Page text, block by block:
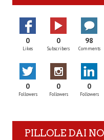
0
Likes
0
Subscribers
98
Comments
0
Followers
0
Followers
0
Followers
PILLOLE DAI